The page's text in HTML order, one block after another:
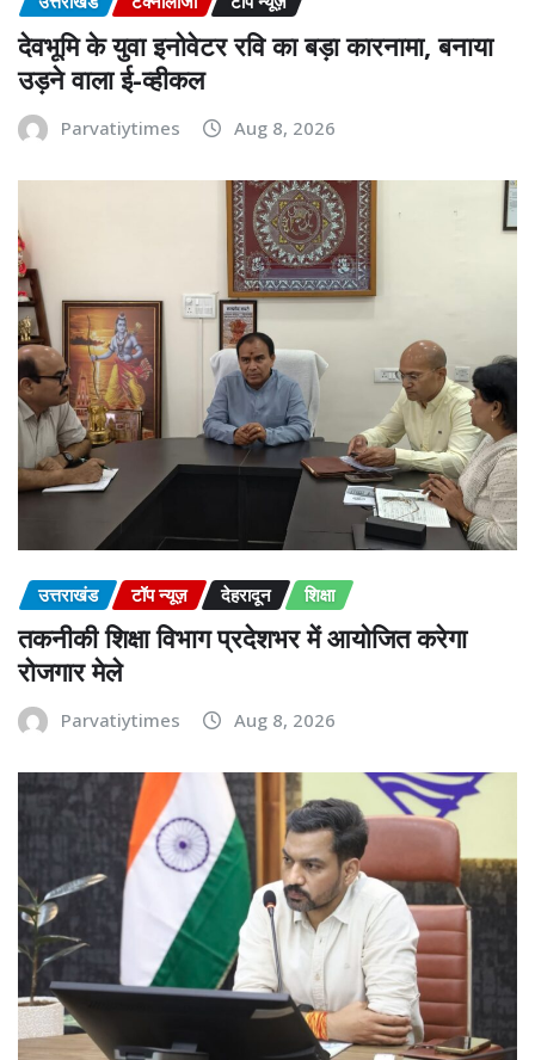
देवभूमि के युवा इनोवेटर रवि का बड़ा कारनामा, बनाया
उड़ने वाला ई-व्हीकल
Parvatiytimes Aug 8, 2026
उत्तराखंड टॉप न्यूज़ देहरादून शिक्षा
तकनीकी शिक्षा विभाग प्रदेशभर में आयोजित करेगा
रोजगार मेले
Parvatiytimes Aug 8, 2026